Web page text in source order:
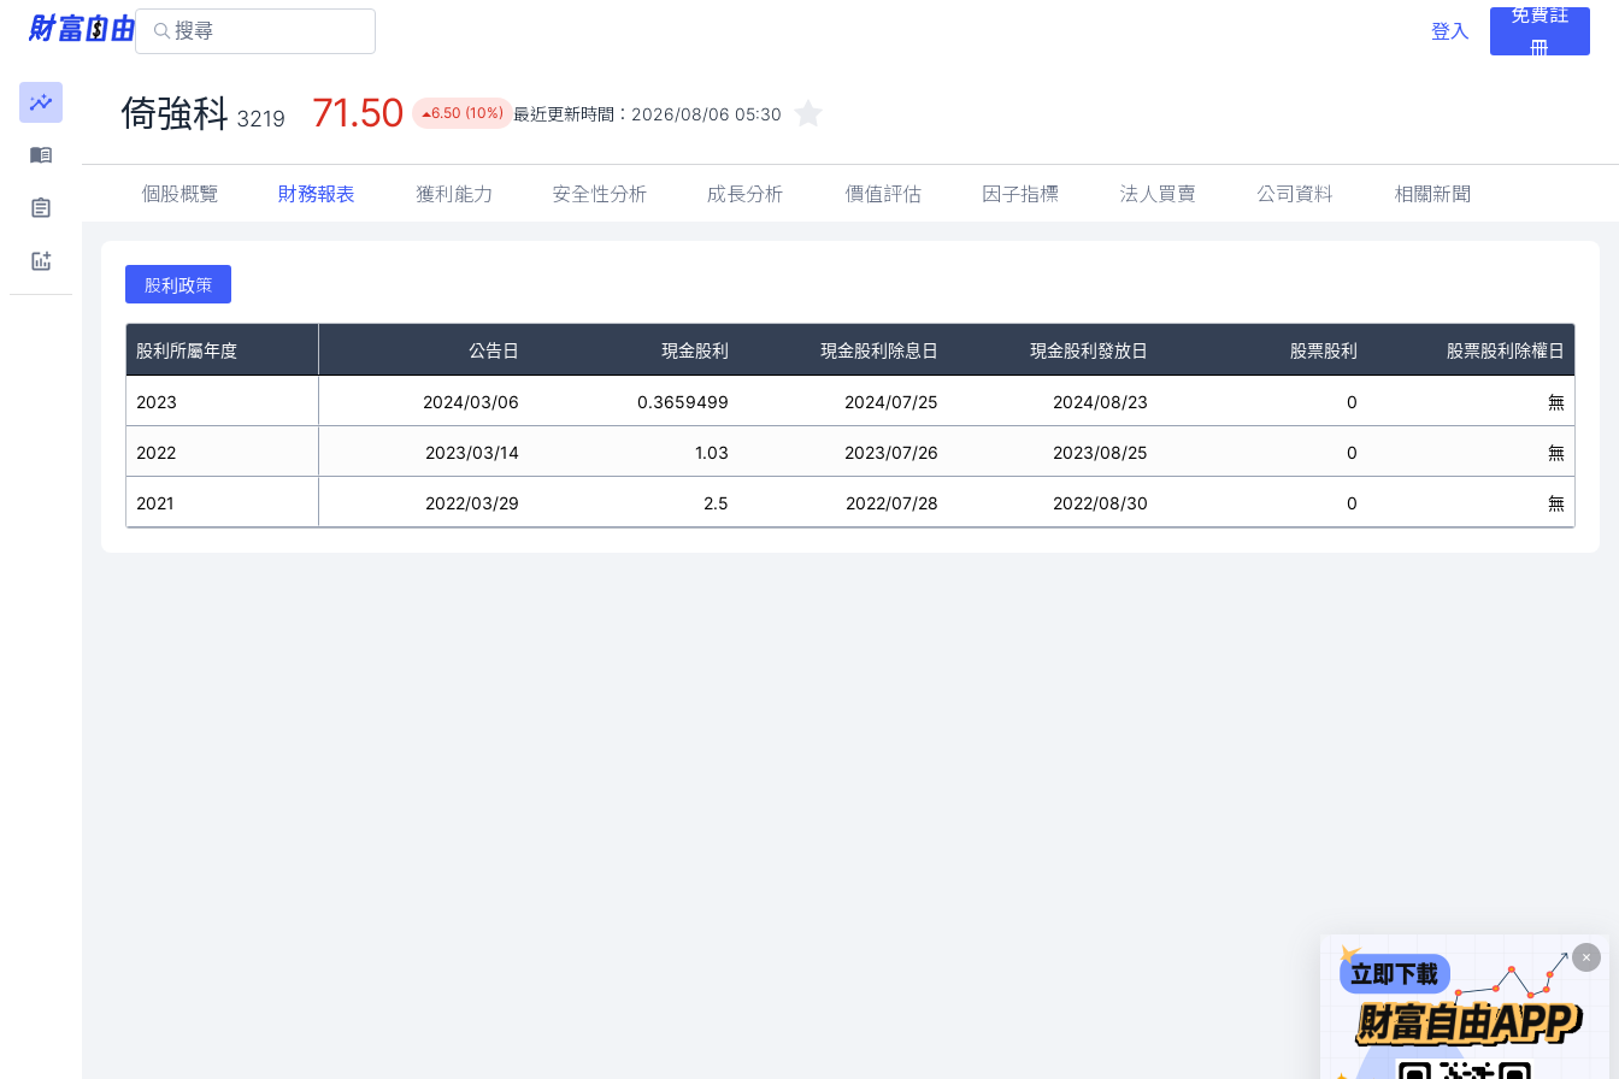
登入
免費註
冊
倚強科 3219 71.50 6.50 (10%) 最近更新時間： 2026/08/06 05:30
個股概覽 財務報表 獲利能力 安全性分析 成長分析 價值評估 因子指標 法人買賣 公司資料 相關新聞
股利政策
股利所屬年度 公告日 現金股利 現金股利除息日 現金股利發放日 股票股利 股票股利除權日
2023
2022
2021
2024/03/06 0.3659499 2024/07/25 2024/08/23 0 無
2023/03/14 1.03 2023/07/26 2023/08/25 0 無
2022/03/29 2.5 2022/07/28 2022/08/30 0 無